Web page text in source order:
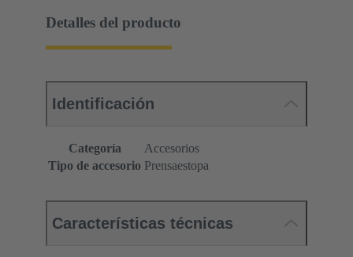
Detalles del producto
Identificación
Categoría
Accesorios
Tipo de accesorio Prensaestopa
Características técnicas